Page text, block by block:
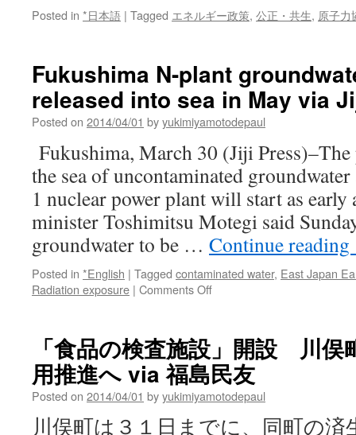
Posted in *日本語 | Tagged エネルギー政策, 公正・共生, 原子力
Fukushima N-plant
released into sea in May via
Posted on 2014/04/01 byyukimiyamotodepaul
Fukushima, March 30 (Jiji Press)–The
the sea of uncontaminated
1 nuclear power plant will start as
minister Toshimitsu Motegi said
groundwater to be … Continue reading
Posted in *English | Tagged contaminated water, East Japan
Radiation exposure | Comments Offon
plant
groundwater
may
be
released
sea
「食品の検査施設」開設 川俣
用推進へ via 福島民友
Posted on 2014/04/01 byyukimiyamotodepaul
川俣町は３１日までに、同町の済